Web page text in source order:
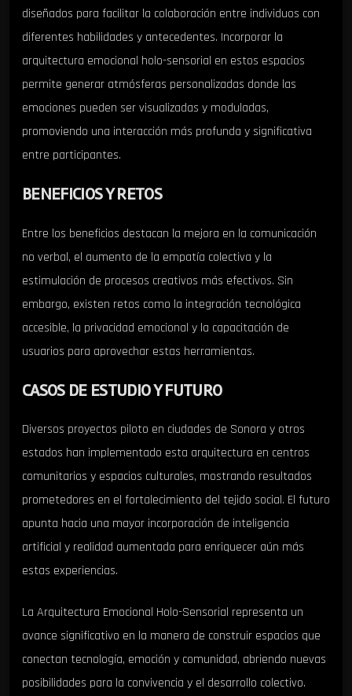
diseñados para facilitar la colaboración entre individuos con
diferentes habilidades y antecedentes. Incorporar la
arquitectura emocional holo-sensorial en estos espacios
permite generar atmósferas personalizadas donde las
emociones pueden ser visualizadas y moduladas,
promoviendo una interacción más profunda y significativa
entre participantes.
BENEFICIOS Y RETOS
Entre los beneficios destacan la mejora en la comunicación
no verbal, el aumento de la empatía colectiva y la
estimulación de procesos creativos más efectivos. Sin
embargo, existen retos como la integración tecnológica
accesible, la privacidad emocional y la capacitación de
usuarios para aprovechar estas herramientas.
CASOS DE ESTUDIO Y FUTURO
Diversos proyectos piloto en ciudades de Sonora y otros
estados han implementado esta arquitectura en centros
comunitarios y espacios culturales, mostrando resultados
prometedores en el fortalecimiento del tejido social. El futuro
apunta hacia una mayor incorporación de inteligencia
artificial y realidad aumentada para enriquecer aún más
estas experiencias.
La Arquitectura Emocional Holo-Sensorial representa un
avance significativo en la manera de construir espacios que
conectan tecnología, emoción y comunidad, abriendo nuevas
posibilidades para la convivencia y el desarrollo colectivo.